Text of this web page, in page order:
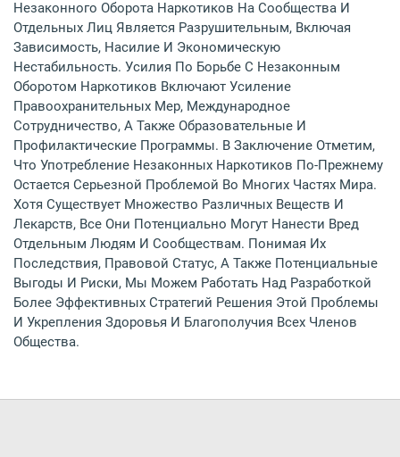
Незаконного Оборота Наркотиков На Сообщества И
Отдельных Лиц Является Разрушительным, Включая
Зависимость, Насилие И Экономическую
Нестабильность. Усилия По Борьбе С Незаконным
Оборотом Наркотиков Включают Усиление
Правоохранительных Мер, Международное
Сотрудничество, А Также Образовательные И
Профилактические Программы. В Заключение Отметим,
Что Употребление Незаконных Наркотиков По-Прежнему
Остается Серьезной Проблемой Во Многих Частях Мира.
Хотя Существует Множество Различных Веществ И
Лекарств, Все Они Потенциально Могут Нанести Вред
Отдельным Людям И Сообществам. Понимая Их
Последствия, Правовой Статус, А Также Потенциальные
Выгоды И Риски, Мы Можем Работать Над Разработкой
Более Эффективных Стратегий Решения Этой Проблемы
И Укрепления Здоровья И Благополучия Всех Членов
Общества.